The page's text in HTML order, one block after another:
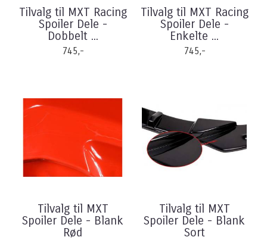
Tilvalg til MXT Racing
Spoiler Dele -
Dobbelt ...
745,-
Tilvalg til MXT Racing
Spoiler Dele -
Enkelte ...
745,-
Tilvalg til MXT
Spoiler Dele - Blank
Rød
Tilvalg til MXT
Spoiler Dele - Blank
Sort